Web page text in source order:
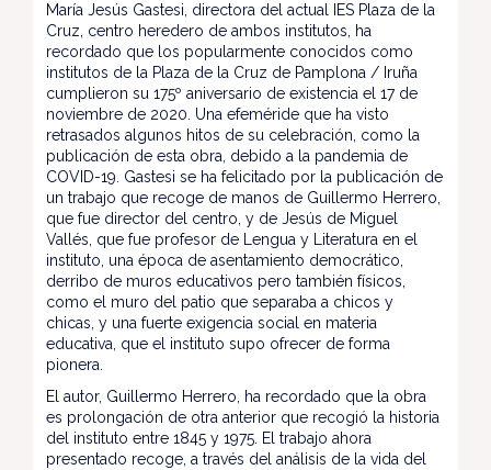
María Jesús Gastesi, directora del actual IES Plaza de la
Cruz, centro heredero de ambos institutos, ha
recordado que los popularmente conocidos como
institutos de la Plaza de la Cruz de Pamplona / Iruña
cumplieron su 175º aniversario de existencia el 17 de
noviembre de 2020. Una efeméride que ha visto
retrasados algunos hitos de su celebración, como la
publicación de esta obra, debido a la pandemia de
COVID-19. Gastesi se ha felicitado por la publicación de
un trabajo que recoge de manos de Guillermo Herrero,
que fue director del centro, y de Jesús de Miguel
Vallés, que fue profesor de Lengua y Literatura en el
instituto, una época de asentamiento democrático,
derribo de muros educativos pero también físicos,
como el muro del patio que separaba a chicos y
chicas, y una fuerte exigencia social en materia
educativa, que el instituto supo ofrecer de forma
pionera.
El autor, Guillermo Herrero, ha recordado que la obra
es prolongación de otra anterior que recogió la historia
del instituto entre 1845 y 1975. El trabajo ahora
presentado recoge, a través del análisis de la vida del